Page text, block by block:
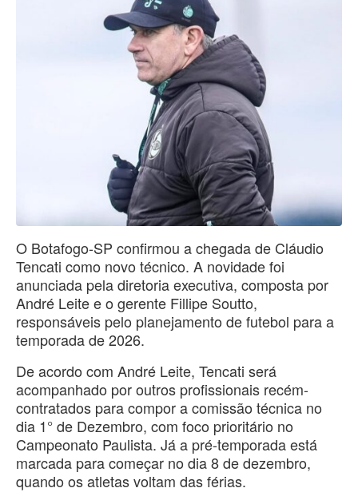
O Botafogo-SP confirmou a chegada de Cláudio
Tencati como novo técnico. A novidade foi
anunciada pela diretoria executiva, composta por
André Leite e o gerente Fillipe Soutto,
responsáveis pelo planejamento de futebol para a
temporada de 2026.
De acordo com André Leite, Tencati será
acompanhado por outros profissionais recém-
contratados para compor a comissão técnica no
dia 1° de Dezembro, com foco prioritário no
Campeonato Paulista. Já a pré-temporada está
marcada para começar no dia 8 de dezembro,
quando os atletas voltam das férias.